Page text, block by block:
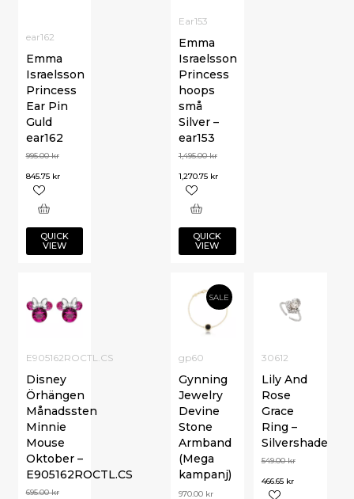
Ear153
Emma
Israelsson
Princess
hoops
små
Silver –
ear153
1,495.00kr
1,270.75 kr
QUICK
VIEW
ear162
Emma
Israelsson
Princess
Ear Pin
Guld
ear162
995.00kr
845.75 kr
QUICK
VIEW
30612
Lily And
Rose
Grace
Ring –
Silvershade
549.00kr
466.65 kr
E905162ROCTL.CS
Disney
Örhängen
Månadssten
Minnie
Mouse
Oktober –
E905162ROCTL.CS
695.00kr
SALE
gp60
Gynning
Jewelry
Devine
Stone
Armband
(Mega
kampanj)
970.00 kr